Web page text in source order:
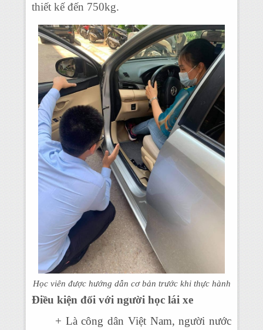
thiết kế đến 750kg.
Học viên được hướng dẫn cơ bản trước khi thực hành
Điều kiện đối với người học lái xe
+ Là công dân Việt Nam, người nước